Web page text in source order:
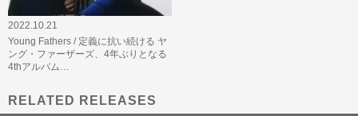
2022.10.21
Young Fathers / 定義に抗い続ける ヤ
ング・ファーザーズ、4年ぶりとなる
4thアルバム…
RELATED RELEASES